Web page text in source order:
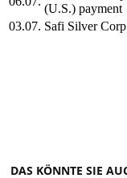
(U.S.) payment
03.07. Safi Silver